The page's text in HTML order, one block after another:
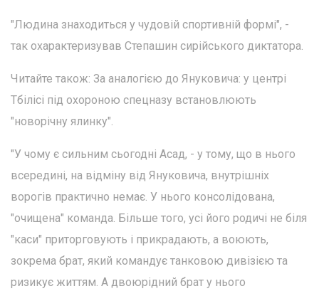
"Людина знаходиться у чудовій спортивній формі", -
так охарактеризував Степашин сирійського диктатора.
Читайте також: За аналогією до Януковича: у центрі
Тбілісі під охороною спецназу встановлюють
"новорічну ялинку".
"У чому є сильним сьогодні Асад, - у тому, що в нього
всередині, на відміну від Януковича, внутрішніх
ворогів практично немає. У нього консолідована,
"очищена" команда. Більше того, усі його родичі не біля
"каси" приторговують і прикрадають, а воюють,
зокрема брат, який командує танковою дивізією та
ризикує життям. А двоюрідний брат у нього